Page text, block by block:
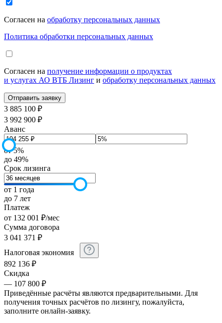
Согласен на обработку персональных данных
Политика обработки персональных данных
Согласен на получение информации о продуктах
и услугах АО ВТБ Лизинг и обработку персональных данных
3 885 100 ₽
3 992 900 ₽
Аванс
от 5%
до 49%
Срок лизинга
от 1 года
до 7 лет
Платеж
от 132 001 ₽/мес
Сумма договора
3 041 371 ₽
Налоговая экономия
892 136 ₽
Скидка
— 107 800 ₽
Приведённые расчёты являются предварительными. Для
получения точных расчётов по лизингу, пожалуйста,
заполните онлайн-заявку.